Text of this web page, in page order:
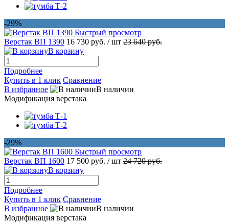
-29%
Быстрый просмотр
Верстак ВП 1390 16 730 руб. / шт 23 640 руб.
В корзину
Подробнее
Купить в 1 клик Сравнение
В избранное
В наличии
Модификация верстака
-29%
Быстрый просмотр
Верстак ВП 1600 17 500 руб. / шт 24 720 руб.
В корзину
Подробнее
Купить в 1 клик Сравнение
В избранное
В наличии
Модификация верстака